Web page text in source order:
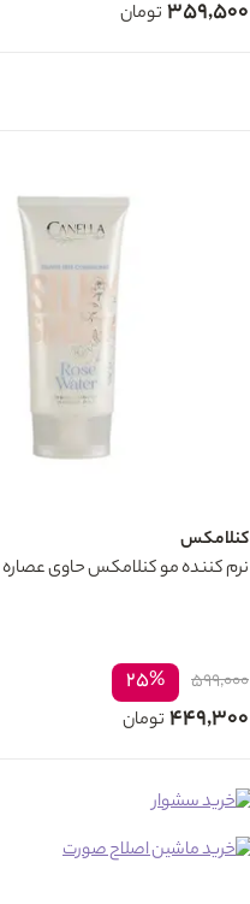
۳۵۹,۵۰۰ تومان
کنلامکس
نرم کننده مو کنلامکس حاوی عصاره رز
۵۹۹,۰۰۰ ۲۵%
۴۴۹,۳۰۰ تومان